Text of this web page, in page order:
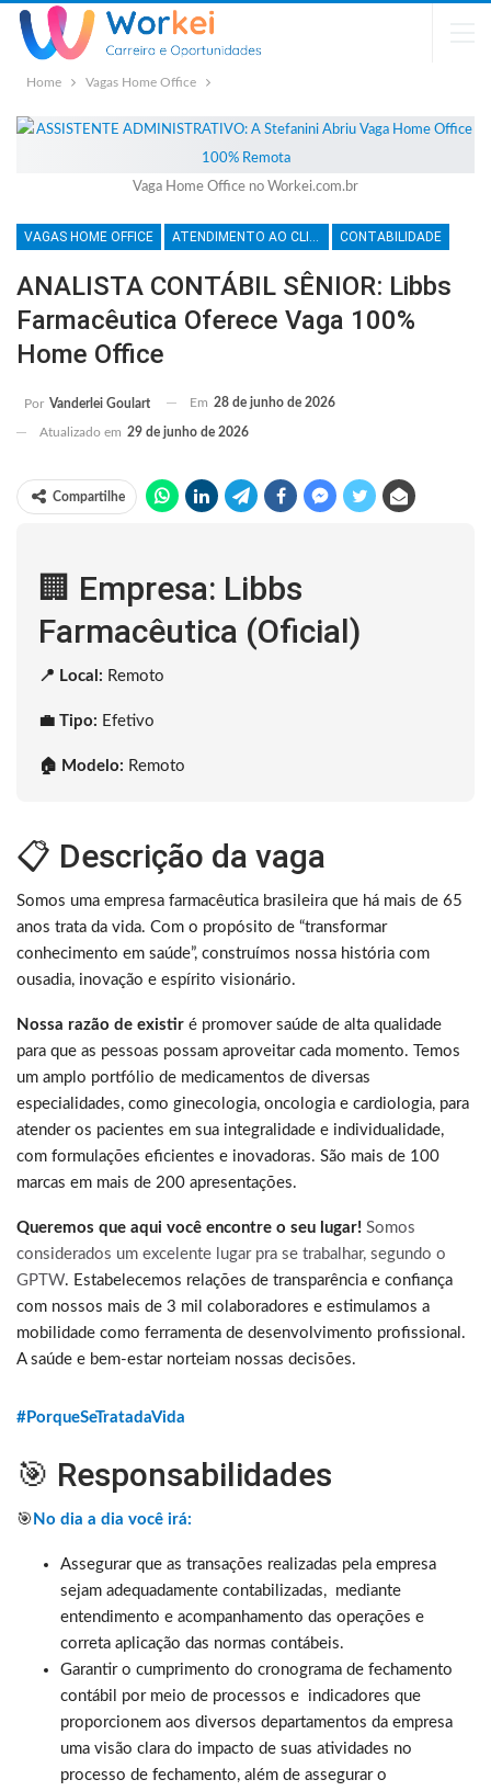
Home Vagas Home Office
Vaga Home Office no Workei.com.br
VAGAS HOME OFFICE ATENDIMENTO AO CLIENTE CONTABILIDADE
ANALISTA CONTÁBIL SÊNIOR: Libbs
Farmacêutica Oferece Vaga 100%
Home Office
Por Vanderlei Goulart Em 28 de junho de 2026
Atualizado em 29 de junho de 2026
Compartilhe
🏢 Empresa: Libbs
Farmacêutica (Oficial)
📍 Local: Remoto
💼 Tipo: Efetivo
🏠 Modelo: Remoto
📋 Descrição da vaga
Somos uma empresa farmacêutica brasileira que há mais de 65
anos trata da vida. Com o propósito de “transformar
conhecimento em saúde”, construímos nossa história com
ousadia, inovação e espírito visionário.
Nossa razão de existir é promover saúde de alta qualidade
para que as pessoas possam aproveitar cada momento. Temos
um amplo portfólio de medicamentos de diversas
especialidades, como ginecologia, oncologia e cardiologia, para
atender os pacientes em sua integralidade e individualidade,
com formulações eficientes e inovadoras. São mais de 100
marcas em mais de 200 apresentações.
Queremos que aqui você encontre o seu lugar! Somos
considerados um excelente lugar pra se trabalhar, segundo o
GPTW. Estabelecemos relações de transparência e confiança
com nossos mais de 3 mil colaboradores e estimulamos a
mobilidade como ferramenta de desenvolvimento profissional.
A saúde e bem-estar norteiam nossas decisões.
#PorqueSeTratadaVida
🎯 Responsabilidades
🎯 No dia a dia você irá:
Assegurar que as transações realizadas pela empresa
sejam adequadamente contabilizadas, mediante
entendimento e acompanhamento das operações e
correta aplicação das normas contábeis.
Garantir o cumprimento do cronograma de fechamento
contábil por meio de processos e indicadores que
proporcionem aos diversos departamentos da empresa
uma visão clara do impacto de suas atividades no
processo de fechamento, além de assegurar o